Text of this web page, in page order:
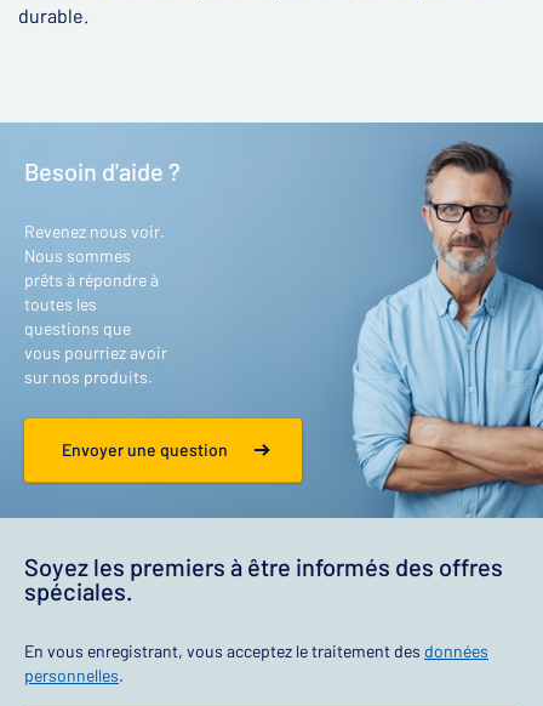
durable.
Besoin d'aide ?
Revenez nous voir.
Nous sommes
prêts à répondre à
toutes les
questions que
vous pourriez avoir
sur nos produits.
Envoyer une question
Soyez les premiers à être informés des offres
spéciales.
En vous enregistrant, vous acceptez le traitement des données
personnelles.